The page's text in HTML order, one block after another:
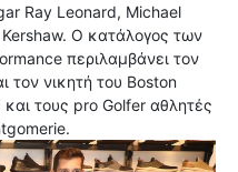
Ray Leonard, Michael
Ο κατάλογος των
περιλαμβάνει τον
τον νικητή του Boston
τους pro Golfer αθλητές